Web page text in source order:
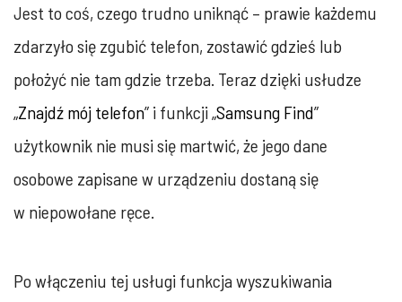
Jest to coś, czego trudno uniknąć – prawie każdemu
zdarzyło się zgubić telefon, zostawić gdzieś lub
położyć nie tam gdzie trzeba. Teraz dzięki usłudze
„Znajdź mój telefon” i funkcji „Samsung Find”
użytkownik nie musi się martwić, że jego dane
osobowe zapisane w urządzeniu dostaną się
w niepowołane ręce.
Po włączeniu tej usługi funkcja wyszukiwania